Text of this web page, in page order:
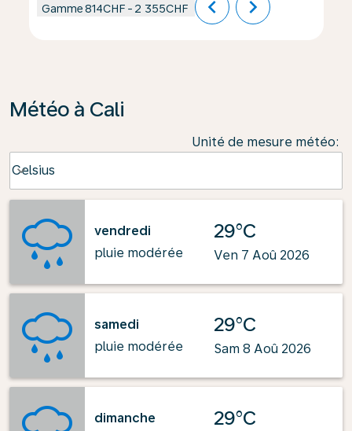
Gamme814CHF - 2 355CHF chevron_left chevron_right
Météo à Cali
Unité de mesure météo:
Celsius
keyboard_arrow_down
vendredi
pluie modérée
29°C
Ven 7 Aoû 2026
samedi
pluie modérée
29°C
Sam 8 Aoû 2026
dimanche
29°C